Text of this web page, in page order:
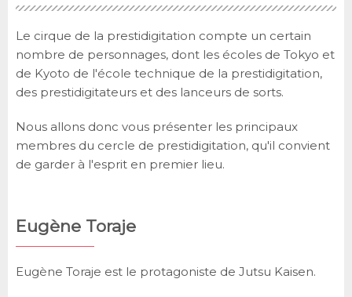
Le cirque de la prestidigitation compte un certain
nombre de personnages, dont les écoles de Tokyo et
de Kyoto de l'école technique de la prestidigitation,
des prestidigitateurs et des lanceurs de sorts.
Nous allons donc vous présenter les principaux
membres du cercle de prestidigitation, qu'il convient
de garder à l'esprit en premier lieu.
Eugène Toraje
Eugène Toraje est le protagoniste de Jutsu Kaisen.